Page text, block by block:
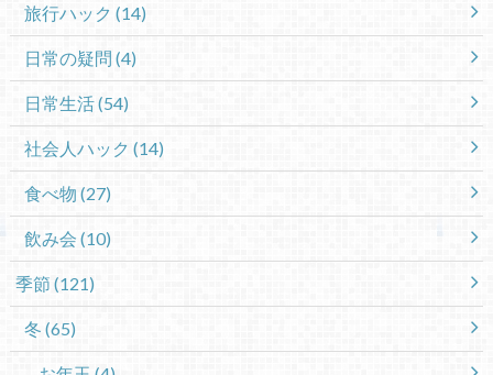
旅行ハック (14)
日常の疑問 (4)
日常生活(54)
社会人ハック (14)
食べ物 (27)
飲み会 (10)
季節 (121)
冬 (65)